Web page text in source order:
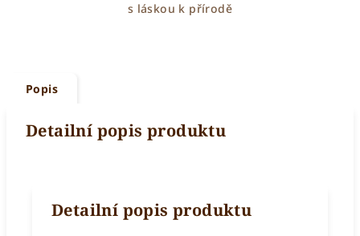
s láskou k přírodě
Popis
Detailní popis produktu
Detailní popis produktu